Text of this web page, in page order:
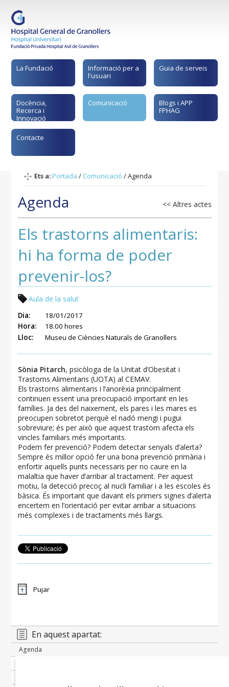
La Fundació
Informació per a
l'usuari
Guia de serveis
Docència,
Recerca i
Innovació
Comunicació
Blogs i APP
FPHAG
Contacte
Ets a:Portada / Comunicació /Agenda
Agenda << Altres actes
Els trastorns alimentaris:
hi ha forma de poder
prevenir-los?
Aula de la salut
Dia:
18/01/2017
Hora:
18.00 hores
Lloc:
Museu de Ciències Naturals de Granollers
Sònia Pitarch, psicòloga de la Unitat d’Obesitat i
Trastorns Alimentaris (UOTA) al CEMAV.
Els trastorns alimentaris i l’anorèxia principalment
continuen essent una preocupació important en les
famílies. Ja des del naixement, els pares i les mares es
preocupen sobretot perquè el nadó mengi i pugui
sobreviure; és per això que aquest trastorn afecta els
vincles familiars més importants.
Podem fer prevenció? Podem detectar senyals d’alerta?
Sempre és millor opció fer una bona prevenció primària i
enfortir aquells punts necessaris per no caure en la
malaltia que haver d’arribar al tractament. Per aquest
motiu, la detecció precoç al nucli familiar i a les escoles és
bàsica. És important que davant els primers signes d’alerta
encertem en l’orientació per evitar arribar a situacions
més complexes i de tractaments més llargs.
Pujar
En aquest apartat:
Agenda